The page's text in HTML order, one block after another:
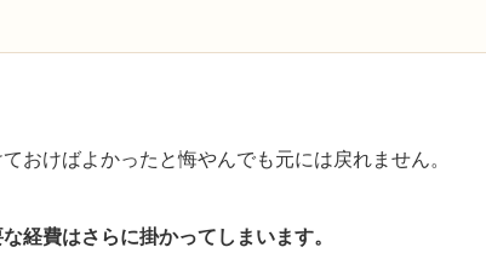
おけばよかったと悔やんでも元には戻れません。
経費はさらに掛かってしまいます。